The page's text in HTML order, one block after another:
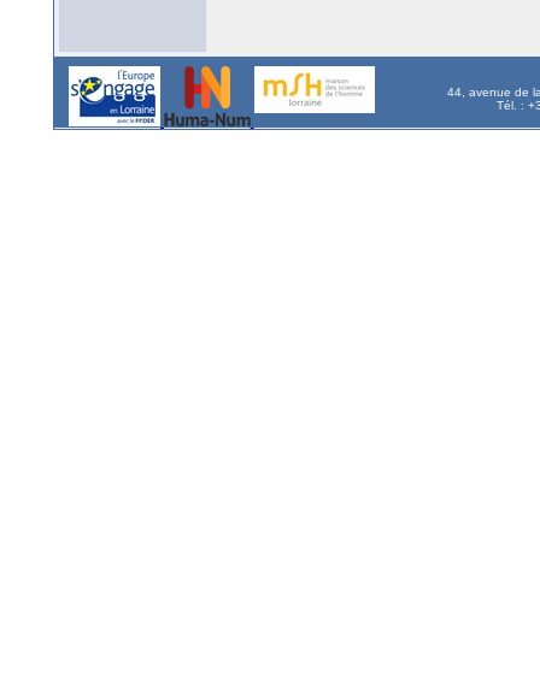
44, avenue de
Tél. :